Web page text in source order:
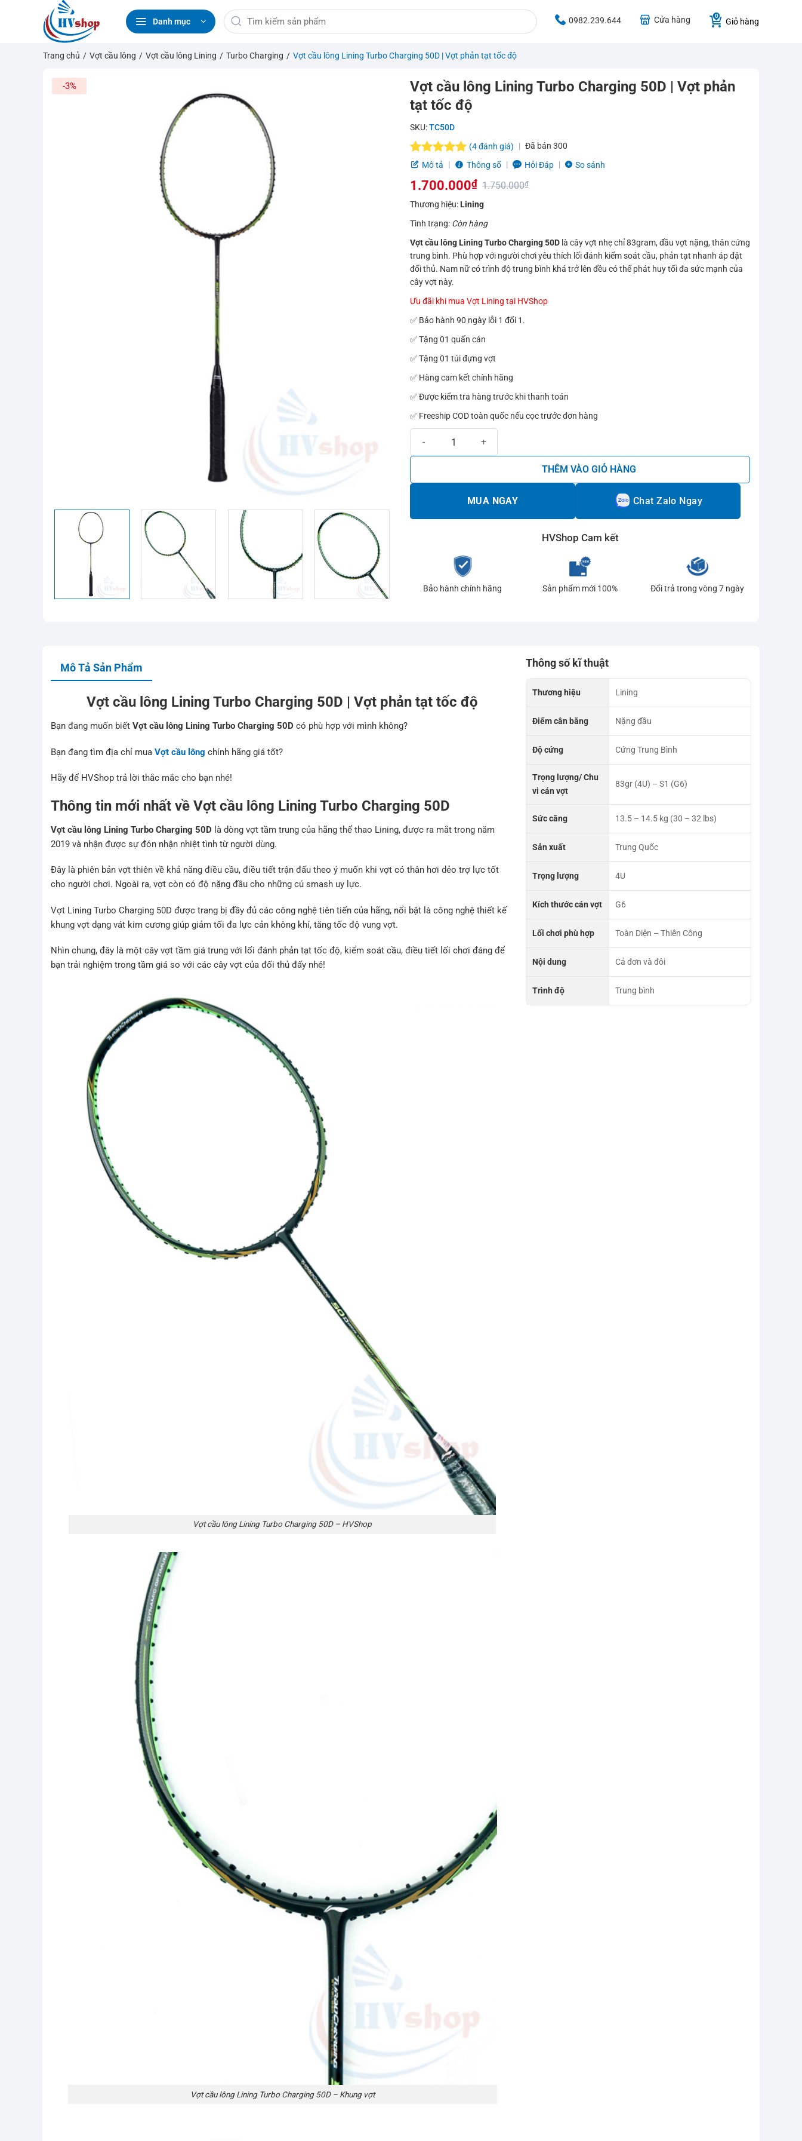
Danh mục
Tìm
kiếm:
0982.239.644 Cửa hàng Giỏ hàng
Trang chủ / Vợt cầu lông / Vợt cầu lông Lining / Turbo Charging / Vợt cầu lông Lining Turbo Charging 50D | Vợt phản tạt tốc độ
-3%
Vợt cầu lông Lining Turbo Charging 50D | Vợt phản
tạt tốc độ
SKU:TC50D
5.0trên 5
4
đánh giá
(4đánh giá) Đã bán300
Mô tả
Thông số Hỏi Đáp So sánh
1.750.000₫
Giá
gốc
là:
1.750.000₫.
1.700.000₫
Giá
hiện
tại
là:
1.700.000₫.
Thương hiệu: Lining
Tình trạng: Còn hàng
Vợt cầu lông Lining Turbo Charging 50D là cây vợt nhẹ chỉ 83gram, đầu vợt nặng, thân cứng
trung bình. Phù hợp với người chơi yêu thích lối đánh kiểm soát cầu, phản tạt nhanh áp đặt
đối thủ. Nam nữ có trình độ trung bình khá trở lên đều có thể phát huy tối đa sức mạnh của
cây vợt này.
Ưu đãi khi mua Vợt Lining tại HVShop
✅ Bảo hành 90 ngày lỗi 1 đổi 1.
✅ Tặng 01 quấn cán
✅ Tặng 01 túi đựng vợt
✅ Hàng cam kết chính hãng
✅ Được kiểm tra hàng trước khi thanh toán
✅ Freeship COD toàn quốc nếu cọc trước đơn hàng
THÊM VÀO GIỎ HÀNG
MUA NGAY Chat Zalo Ngay
HVShop Cam kết
Bảo hành chính hãng Sản phẩm mới 100% Đổi trả trong vòng 7 ngày
Mô Tả Sản Phẩm
Vợt cầu lông Lining Turbo Charging 50D | Vợt phản tạt tốc độ
Bạn đang muốn biếtVợt cầu lông Lining Turbo Charging 50D có phù hợp với mình không?
Bạn đang tìm địa chỉ muaVợt cầu lông chính hãng giá tốt?
Hãy để HVShop trả lời thắc mắc cho bạn nhé!
Thông tin mới nhất về Vợt cầu lông Lining Turbo Charging 50D
Vợt cầu lông Lining Turbo Charging 50D là dòng vợt tầm trung của hãng thể thao Lining, được ra mắt trong năm
2019 và nhận được sự đón nhận nhiệt tình từ người dùng.
Đây là phiên bản vợt thiên về khả năng điều cầu, điều tiết trận đấu theo ý muốn khi vợt có thân hơi dẻo trợ lực tốt
cho người chơi. Ngoài ra, vợt còn có độ nặng đầu cho những cú smash uy lực.
Vợt Lining Turbo Charging 50D được trang bị đầy đủ các công nghệ tiên tiến của hãng, nổi bật là công nghệ thiết kế
khung vợt dạng vát kim cương giúp giảm tối đa lực cản không khí, tăng tốc độ vung vợt.
Nhìn chung, đây là một cây vợt tầm giá trung với lối đánh phản tạt tốc độ, kiểm soát cầu, điều tiết lối chơi đáng để
bạn trải nghiệm trong tầm giá so với các cây vợt của đối thủ đấy nhé!
Vợt cầu lông Lining Turbo Charging 50D – HVShop
Vợt cầu lông Lining Turbo Charging 50D – Khung vợt
Thông số kĩ thuật
Thương hiệu Lining
Điểm cân bằng Nặng đầu
Độ cứng Cứng Trung Bình
Trọng lượng/ Chu
vi cán vợt
83gr (4U) – S1 (G6)
Sức căng 13.5 – 14.5 kg (30 – 32 lbs)
Sản xuất Trung Quốc
Trọng lượng 4U
Kích thước cán vợt G6
Lối chơi phù hợp Toàn Diện – Thiên Công
Nội dung Cả đơn và đôi
Trình độ Trung bình